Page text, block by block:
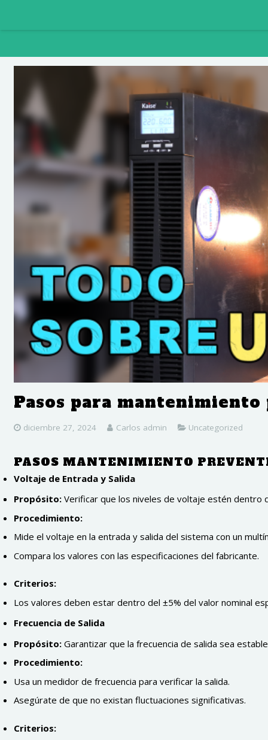
Pasos para
diciembre 27, 2024 Carlos admin Uncategorized
PASOS MANTENIMIENTO
Voltaje de Entrada y Salida
Propósito:Verificar que los niveles de voltaje estén dentro
Procedimiento:
Mide el voltaje en la entrada y salida del sistema con un
Compara los valores con las especificaciones del fabricante.
Criterios:
Los valores deben estar dentro del ±5% del valor nominal
Frecuencia de Salida
Propósito:Garantizar que la frecuencia de salida sea
Procedimiento:
Usa un medidor de frecuencia para verificar la salida.
Asegúrate de que no existan fluctuaciones significativas.
Criterios: